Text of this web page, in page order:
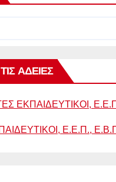
ΑΔΕΙΕΣ
ΕΚΠΑΙΔΕΥΤΙΚΟΙ,
Ε.Ε.Π.,